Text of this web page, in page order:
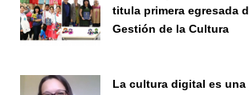
titula primera egresada
Gestión de la Cultura
La cultura digital es